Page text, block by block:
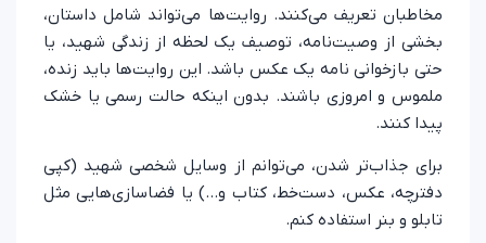
مخاطبان تعریف می‌کنند. روایت‌ها می‌تواند شامل داستان،
بخشی از وصیت‌نامه، توصیف یک لحظه از زندگی شهید، یا
حتی بازخوانی نامه یک عکس باشد. این روایت‌ها باید زنده،
ملموس و امروزی باشند. بدون اینکه حالت رسمی یا خشک
پیدا کنند.
برای جذاب‌تر شدن، می‌توانم از وسایل شخصی شهید (کپی
دفترچه، عکس، دست‌خط، کتاب و…) یا فضاسازی‌هایی مثل
تابلو و بنر استفاده کنم.